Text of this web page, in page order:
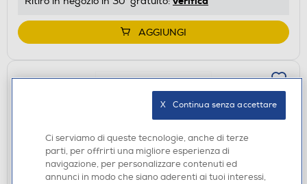
AGGIUNGI
Ci serviamo di queste tecnologie, anche di terze
parti, per offrirti una migliore esperienza di
navigazione, per personalizzare contenuti ed
annunci in modo che siano aderenti ai tuoi interessi,
X   Continua senza accettare